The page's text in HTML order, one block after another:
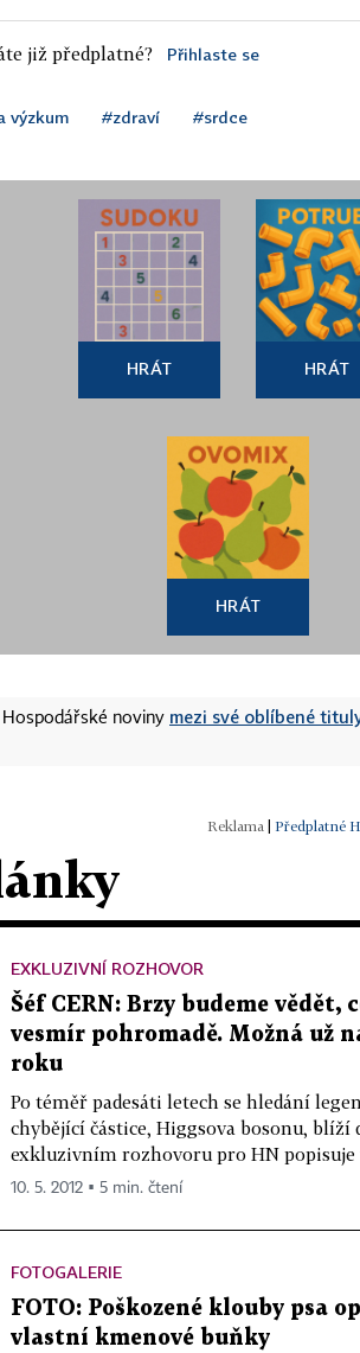
již předplatné? Přihlaste se
výzkum #zdraví #srdce
HRÁT HRÁT
HRÁT
Hospodářské noviny mezi své oblíbené
Předplatné
EXKLUZIVNÍ ROZHOVOR
Šéf CERN: Brzy budeme vědět,
vesmír pohromadě. Možná už
roku
Po téměř padesáti letech se hledání
chybějící částice, Higgsova bosonu, blíží
exkluzivním rozhovoru pro HN popisuje
10. 5. 2012 ▪ 5 min. čtení
FOTOGALERIE
FOTO: Poškozené klouby psa
vlastní kmenové buňky